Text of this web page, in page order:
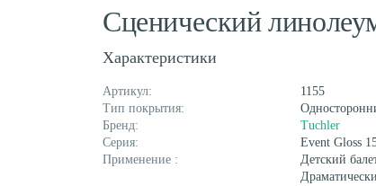
Спортивная
Декоративная
Цветная
Монофиламентная
Сценический
Характеристики
Артикул:
1155
Тип покрытия:
Бренд:
Tuchler
Серия:
Event Gloss
Применение :
Детский